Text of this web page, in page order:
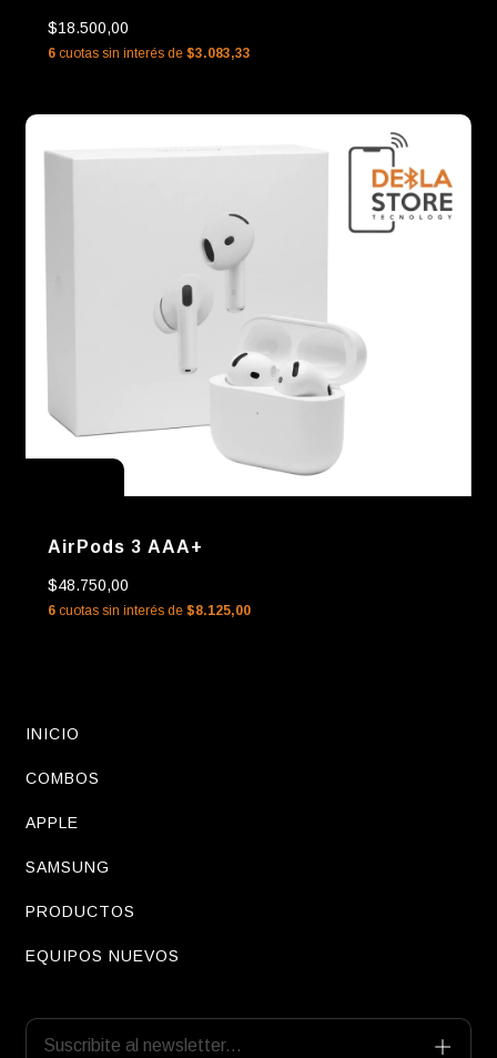
$18.500,00
6 cuotas sin interés de $3.083,33
AirPods 3 AAA+
$48.750,00
6 cuotas sin interés de $8.125,00
INICIO
COMBOS
APPLE
SAMSUNG
PRODUCTOS
EQUIPOS NUEVOS